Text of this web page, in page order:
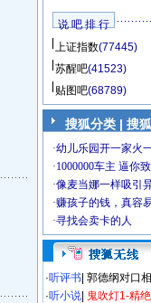
说 吧 排 行
上证指数(77445)
苏醒吧(41523)
贴图吧(68789)
搜狐分类 | 搜
·听评书 郭德纲对口
·听小说 鬼吹灯1-精